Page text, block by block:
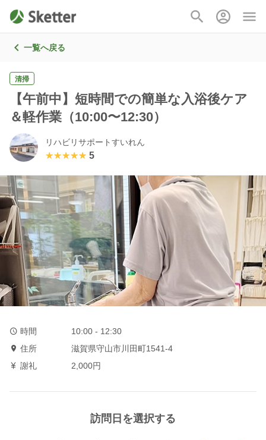
一覧へ戻る
清掃
【午前中】短時間での簡単な入浴後ケア
＆軽作業（10:00〜12:30）
リハビリサポートすいれん
★★★★★
★★★★★ 5
時間
10:00 - 12:30
住所
滋賀県守山市川田町1541-4
謝礼
2,000円
訪問日を選択する